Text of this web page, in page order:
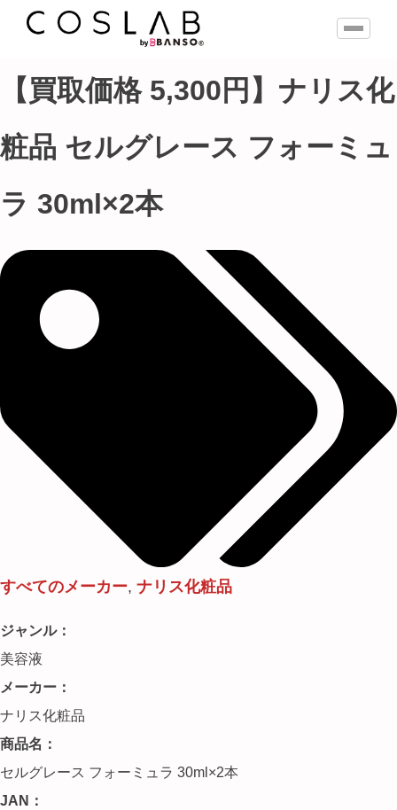
【買取価格 5,300円】ナリス化
粧品 セルグレース フォーミュ
ラ 30ml×2本
すべてのメーカー, ナリス化粧品
ジャンル：
美容液
メーカー：
ナリス化粧品
商品名：
セルグレース フォーミュラ 30ml×2本
JAN：